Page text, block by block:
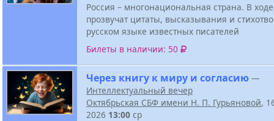
Россия – многонациональная страна. В
прозвучат цитаты, высказывания и
русском языке известных писателей
Билеты в наличии: 50
Через книгу к миру и согласию —
Интеллектуальный вечер
Октябрьская СБФ имени Н. П. Гурьяновой,
2026 13:00 ср